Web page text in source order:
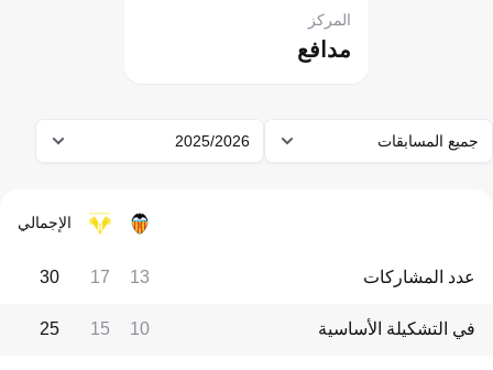
مدافع
المركز
جميع المسابقات 2025/2026
الإجمالي
عدد المشاركات 13
17
30
في التشكيلة الأساسية 10
15
25